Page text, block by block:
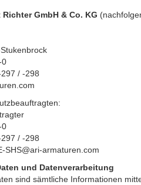
GmbH & Co. KG
0
/ -298
0
/ -298
SHS@ari-armaturen.com
und Datenverarbeitung
sind sämtliche Informationen